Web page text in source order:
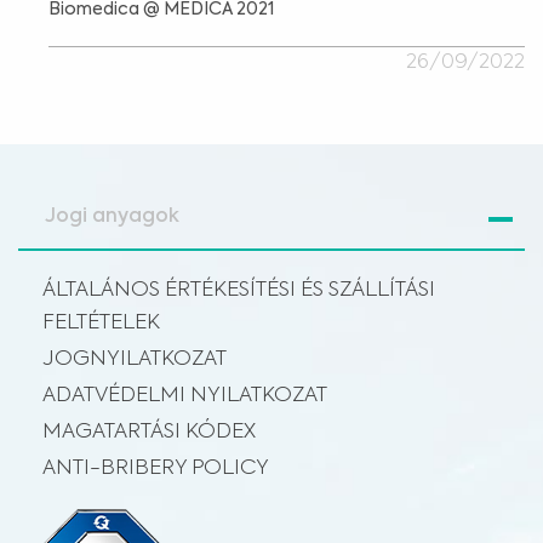
Biomedica @ MEDICA 2021
26/09/2022
Jogi anyagok
ÁLTALÁNOS ÉRTÉKESÍTÉSI ÉS SZÁLLÍTÁSI
FELTÉTELEK
JOGNYILATKOZAT
ADATVÉDELMI NYILATKOZAT
MAGATARTÁSI KÓDEX
ANTI-BRIBERY POLICY